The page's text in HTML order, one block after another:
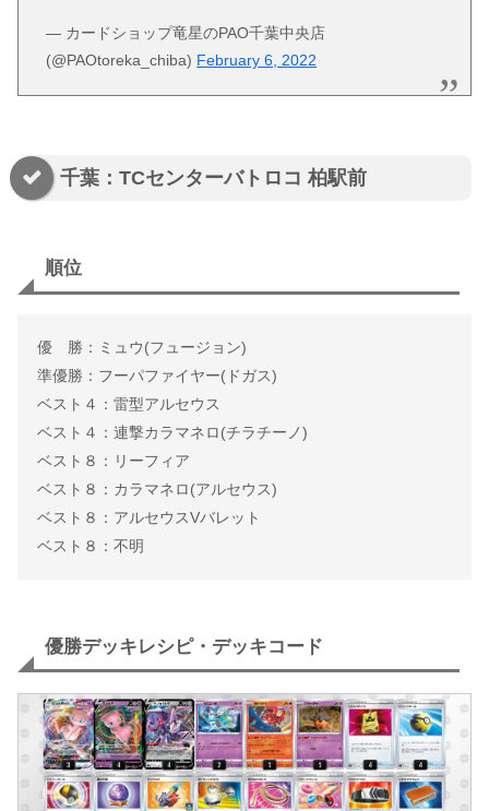
— カードショップ竜星のPAO千葉中央店
(@PAOtoreka_chiba) February 6, 2022
千葉：TCセンターバトロコ 柏駅前
順位
優 勝：ミュウ(フュージョン)
準優勝：フーパファイヤー(ドガス)
ベスト４：雷型アルセウス
ベスト４：連撃カラマネロ(チラチーノ)
ベスト８：リーフィア
ベスト８：カラマネロ(アルセウス)
ベスト８：アルセウスVバレット
ベスト８：不明
優勝デッキレシピ・デッキコード